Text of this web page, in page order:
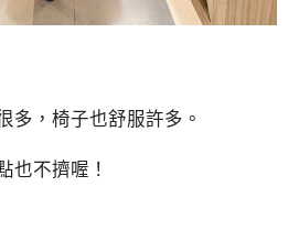
多，椅子也舒服許多。
也不擠喔！